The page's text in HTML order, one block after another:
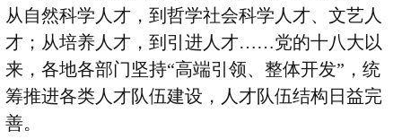
从自然科学人才，到哲学社会科学人才、文艺人
才；从培养人才，到引进人才……党的十八大以
来，各地各部门坚持“高端引领、整体开发” ，统
筹推进各类人才队伍建设，人才队伍结构日益完
善。